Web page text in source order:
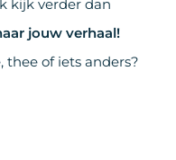
kijk verder dan
jouw verhaal!
thee of iets anders?